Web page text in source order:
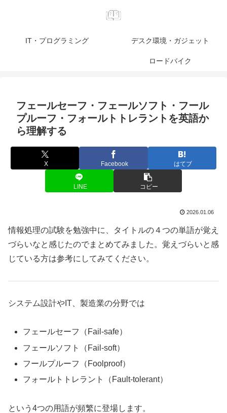
IT・プログラミング デスク環境・ガジェット
ロードバイク
フェールセーフ・フェールソフト・フール
プルーフ・フォールトトレラントを英語か
ら理解する
X Facebook はてブ
LINE コピー
2026.01.06
情報処理の試験を勉強中に、タイトルの４つの単語が覚え
づらいなと感じたのでまとめてみました。覚えづらいと感
じている方は参考にしてみてください。
システム設計やIT、製造業の分野では
フェールセーフ（Fail-safe）
フェールソフト（Fail-soft）
フールプルーフ（Foolproof）
フォールトトレラント（Fault-tolerant）
という4つの用語が頻繁に登場します。